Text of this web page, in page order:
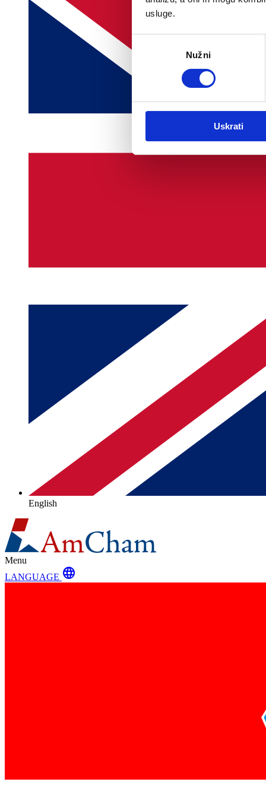
usluge.
Nužni
Uskrati
English
Menu
LANGUAGE language